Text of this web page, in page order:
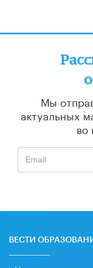
Мы
актуальных
во
ВЕСТИ